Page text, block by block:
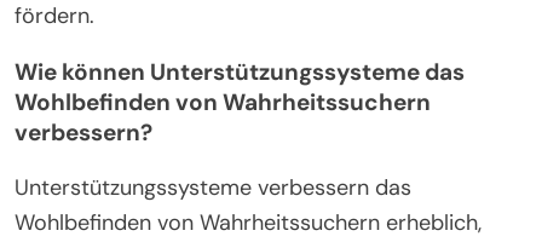
fördern.
Wie können Unterstützungssysteme das
Wohlbefinden von Wahrheitssuchern
verbessern?
Unterstützungssysteme verbessern das
Wohlbefinden von Wahrheitssuchern erheblich,